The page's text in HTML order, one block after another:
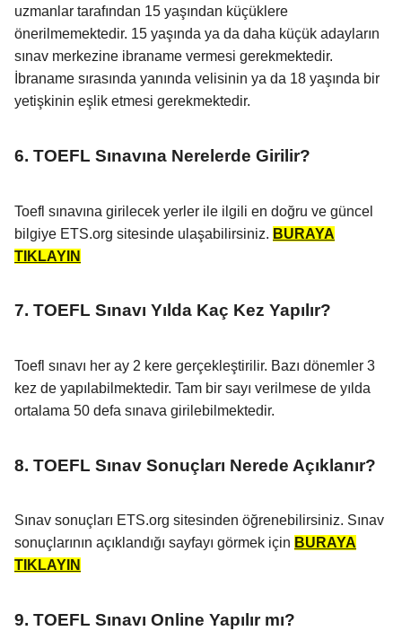
uzmanlar tarafından 15 yaşından küçüklere
önerilmemektedir. 15 yaşında ya da daha küçük adayların
sınav merkezine ibraname vermesi gerekmektedir.
İbraname sırasında yanında velisinin ya da 18 yaşında bir
yetişkinin eşlik etmesi gerekmektedir.
6. TOEFL Sınavına Nerelerde Girilir?
Toefl sınavına girilecek yerler ile ilgili en doğru ve güncel
bilgiye ETS.org sitesinde ulaşabilirsiniz. BURAYA
TIKLAYIN
7. TOEFL Sınavı Yılda Kaç Kez Yapılır?
Toefl sınavı her ay 2 kere gerçekleştirilir. Bazı dönemler 3
kez de yapılabilmektedir. Tam bir sayı verilmese de yılda
ortalama 50 defa sınava girilebilmektedir.
8. TOEFL Sınav Sonuçları Nerede Açıklanır?
Sınav sonuçları ETS.org sitesinden öğrenebilirsiniz. Sınav
sonuçlarının açıklandığı sayfayı görmek için BURAYA
TIKLAYIN
9. TOEFL Sınavı Online Yapılır mı?